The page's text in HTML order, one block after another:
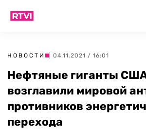
НОВОСТИ | 04.11.2021 / 16:01
Нефтяные гиганты
возглавили мировой
противников
перехода